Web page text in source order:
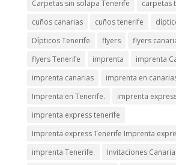
Carpetas sin solapa Tenerife
carpetas
cuños canarias
cuños tenerife
Dípticos Tenerife
flyers
flyers
flyers Tenerife
imprenta
imprenta
imprenta canarias
imprenta en
Imprenta en Tenerife.
imprenta
imprenta express tenerife
Imprenta express Tenerife Imprenta
imprenta Tenerife.
Invitaciones